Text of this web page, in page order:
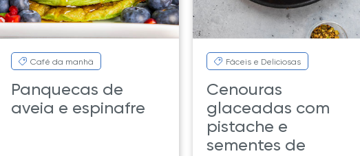
Café da manhã
Panquecas de
aveia e espinafre
Fáceis e Deliciosas
Cenouras
glaceadas com
pistache e
sementes de